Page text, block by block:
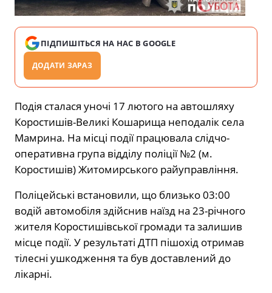
ПІДПИШІТЬСЯ НА НАС В GOOGLE
ДОДАТИ ЗАРАЗ
Подія сталася уночі 17 лютого на автошляху
Коростишів-Великі Кошарища неподалік села
Мамрина. На місці події працювала слідчо-
оперативна група відділу поліції №2 (м.
Коростишів) Житомирського райуправління.
Поліцейські встановили, що близько 03:00
водій автомобіля здійснив наїзд на 23-річного
жителя Коростишівської громади та залишив
місце події. У результаті ДТП пішохід отримав
тілесні ушкодження та був доставлений до
лікарні.